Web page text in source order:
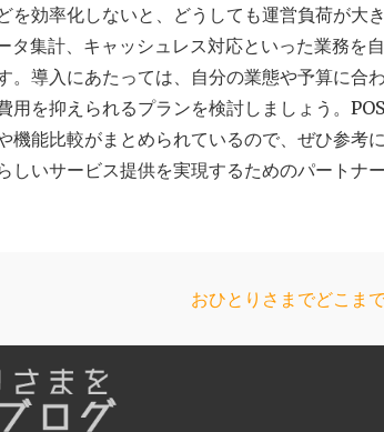
効率化しないと、どうしても運営負荷が大
タ集計、キャッシュレス対応といった業務を
。導入にあたっては、自分の業態や予算に合
を抑えられるプランを検討しましょう。
能比較がまとめられているので、ぜひ参考
いサービス提供を実現するためのパートナ
次
おひとりさまでどこま